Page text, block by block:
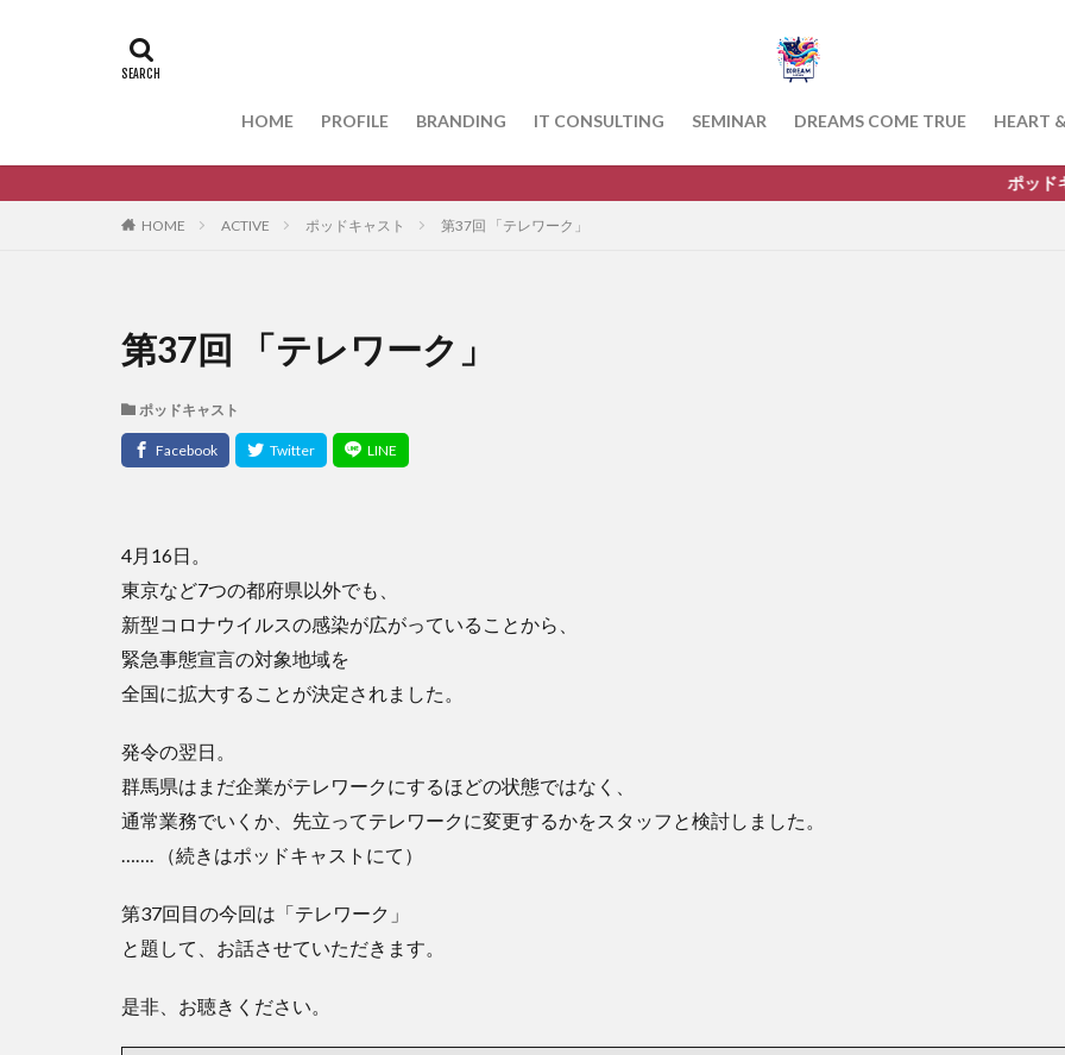
HOME PROFILE BRANDING IT CONSULTING SEMINAR DREAMS COME TRUE HEART
ポッドキャストを配信中
HOME ACTIVE ポッドキャスト 第37回 「テレワーク」
第37回 「テレワーク」
ポッドキャスト
4月16日。
東京など7つの都府県以外でも、
新型コロナウイルスの感染が広がっていることから、
緊急事態宣言の対象地域を
全国に拡大することが決定されました。
発令の翌日。
群馬県はまだ企業がテレワークにするほどの状態ではなく、
通常業務でいくか、先立ってテレワークに変更するかをスタッフと検討しました。
……. （続きはポッドキャストにて）
第37回目の今回は「テレワーク」
と題して、お話させていただきます。
是非、お聴きください。